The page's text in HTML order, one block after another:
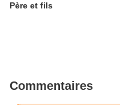
Père et fils
Commentaires